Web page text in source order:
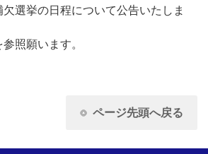
選挙の日程について公告いたしま
参照願います。
ページ先頭へ戻る